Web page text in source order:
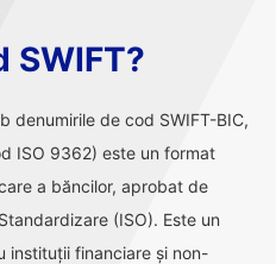
SWIFT?
denumirile de cod SWIFT-BIC,
ISO 9362) este un format
a băncilor, aprobat de
(ISO). Este un
instituții financiare și non-